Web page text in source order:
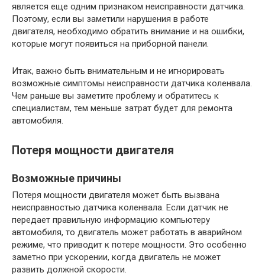
является еще одним признаком неисправности датчика.
Поэтому, если вы заметили нарушения в работе
двигателя, необходимо обратить внимание и на ошибки,
которые могут появиться на приборной панели.
Итак, важно быть внимательным и не игнорировать
возможные симптомы неисправности датчика коленвала.
Чем раньше вы заметите проблему и обратитесь к
специалистам, тем меньше затрат будет для ремонта
автомобиля.
Потеря мощности двигателя
Возможные причины
Потеря мощности двигателя может быть вызвана
неисправностью датчика коленвала. Если датчик не
передает правильную информацию компьютеру
автомобиля, то двигатель может работать в аварийном
режиме, что приводит к потере мощности. Это особенно
заметно при ускорении, когда двигатель не может
развить должной скорости.